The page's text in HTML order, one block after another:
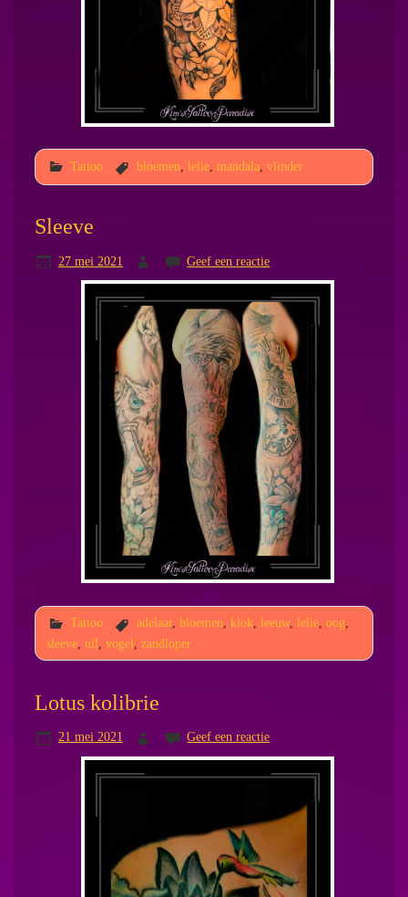
Tattoo bloemen lelie, mandala vlinder
Sleeve
27 mei 2021 Geef een reactie
Tattoo adelaar, bloemen klok leeuw, lelie, oog
sleeve, uil vogel zandloper
Lotus kolibrie
21 mei 2021 Geef een reactie